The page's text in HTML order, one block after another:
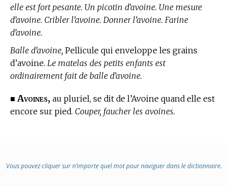
elle est fort pesante. Un picotin d’avoine. Une mesure
d’avoine. Cribler l’avoine. Donner l’avoine. Farine
d’avoine.
Balle d’avoine, Pellicule qui enveloppe les grains
d’avoine. Le matelas des petits enfants est
ordinairement fait de balle d’avoine.
■ Avoines, au pluriel, se dit de l’Avoine quand elle est
encore sur pied. Couper, faucher les avoines.
Vous pouvez cliquer sur n’importe quel mot pour naviguer dans le dictionnaire.